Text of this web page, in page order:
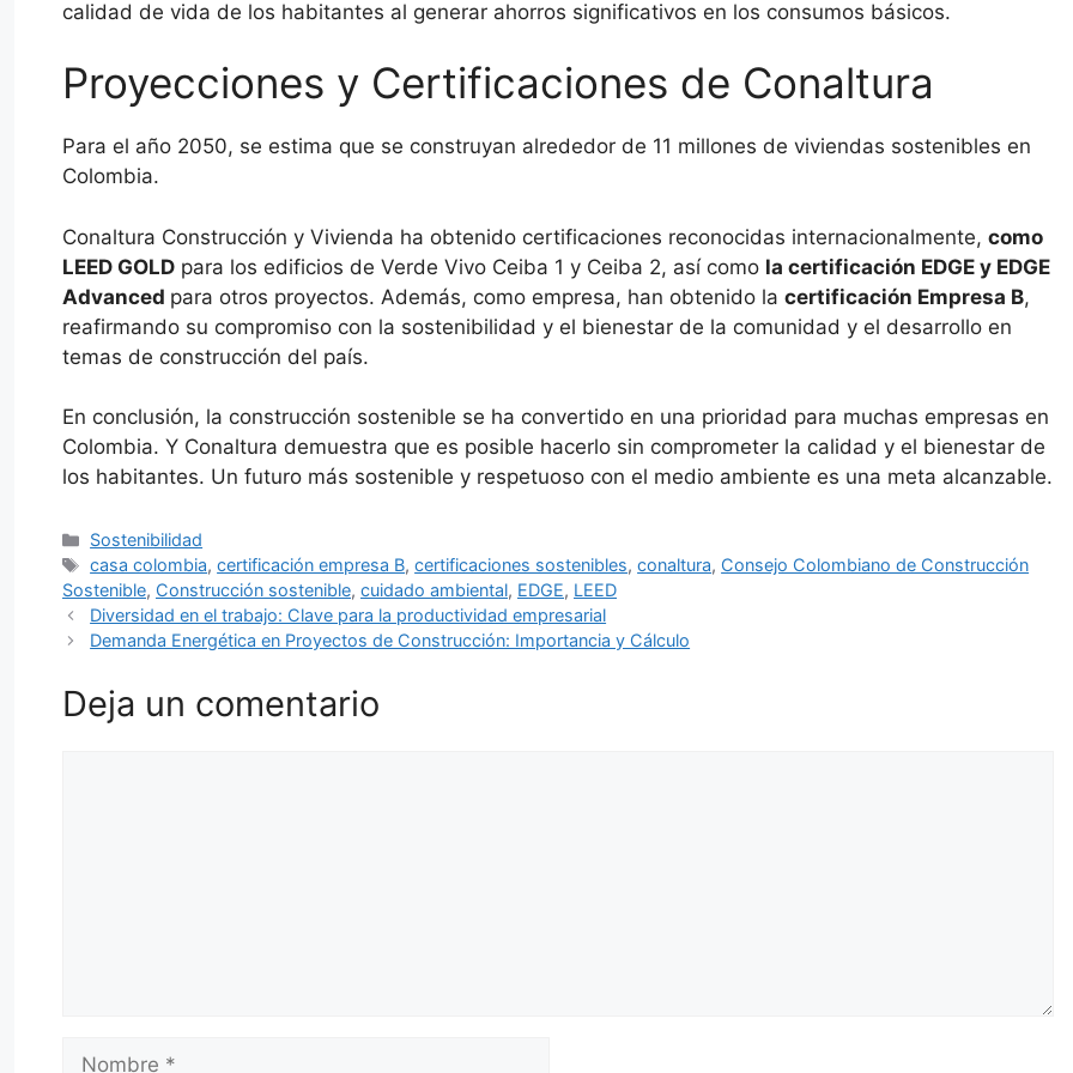
calidad de vida de los habitantes al generar ahorros significativos en los consumos básicos.
Proyecciones y Certificaciones de Conaltura
Para el año 2050, se estima que se construyan alrededor de 11 millones de viviendas sostenibles en
Colombia.
Conaltura Construcción y Vivienda ha obtenido certificaciones reconocidas internacionalmente, como
LEED GOLD para los edificios de Verde Vivo Ceiba 1 y Ceiba 2, así como la certificación EDGE y EDGE
Advanced para otros proyectos. Además, como empresa, han obtenido la certificación Empresa B,
reafirmando su compromiso con la sostenibilidad y el bienestar de la comunidad y el desarrollo en
temas de construcción del país.
En conclusión, la construcción sostenible se ha convertido en una prioridad para muchas empresas en
Colombia. Y Conaltura demuestra que es posible hacerlo sin comprometer la calidad y el bienestar de
los habitantes. Un futuro más sostenible y respetuoso con el medio ambiente es una meta alcanzable.
Categorías
Sostenibilidad
Etiquetas
casa colombia,certificación empresa B,certificaciones sostenibles,conaltura, Consejo Colombiano de Construcción
Sostenible, Construcción sostenible, cuidado ambiental, EDGE, LEED
Diversidad en el trabajo: Clave para la productividad empresarial
Demanda Energética en Proyectos de Construcción: Importancia y Cálculo
Deja un comentario